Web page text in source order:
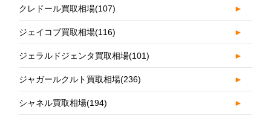
クレドール買取相場(107) ►
ジェイコブ買取相場(116) ►
ジェラルドジェンタ買取相場(101) ►
ジャガールクルト買取相場(236) ►
シャネル買取相場(194) ►